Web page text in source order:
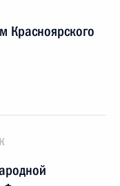
Красноярского